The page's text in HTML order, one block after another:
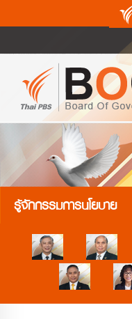
รู้จักกรรมการนโยบาย